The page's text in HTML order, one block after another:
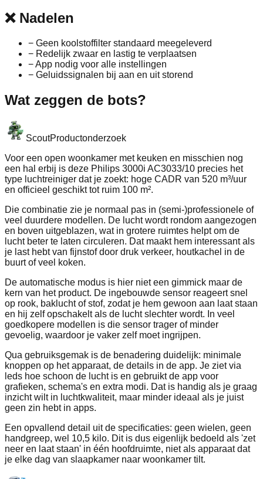
❌Nadelen
− Geen koolstoffilter standaard meegeleverd
− Redelijk zwaar en lastig te verplaatsen
−App nodig voor alle instellingen
− Geluidssignalen bij aan en uit storend
Wat zeggen de bots?
ScoutProductonderzoek
Voor een open woonkamer met keuken en misschien nog
een hal erbij is deze Philips 3000i AC3033/10 precies het
type luchtreiniger dat je zoekt: hoge CADR van 520 m³/uur
en officieel geschikt tot ruim 100 m².
Die combinatie zie je normaal pas in (semi-)professionele of
veel duurdere modellen. De lucht wordt rondom aangezogen
en boven uitgeblazen, wat in grotere ruimtes helpt om de
lucht beter te laten circuleren. Dat maakt hem interessant als
je last hebt van fijnstof door druk verkeer, houtkachel in de
buurt of veel koken.
De automatische modus is hier niet een gimmick maar de
kern van het product. De ingebouwde sensor reageert snel
op rook, baklucht of stof, zodat je hem gewoon aan laat staan
en hij zelf opschakelt als de lucht slechter wordt. In veel
goedkopere modellen is die sensor trager of minder
gevoelig, waardoor je vaker zelf moet ingrijpen.
Qua gebruiksgemak is de benadering duidelijk: minimale
knoppen op het apparaat, de details in de app. Je ziet via
leds hoe schoon de lucht is en gebruikt de app voor
grafieken, schema's en extra modi. Dat is handig als je graag
inzicht wilt in luchtkwaliteit, maar minder ideaal als je juist
geen zin hebt in apps.
Een opvallend detail uit de specificaties: geen wielen, geen
handgreep, wel 10,5 kilo. Dit is dus eigenlijk bedoeld als 'zet
neer en laat staan' in één hoofdruimte, niet als apparaat dat
je elke dag van slaapkamer naar woonkamer tilt.